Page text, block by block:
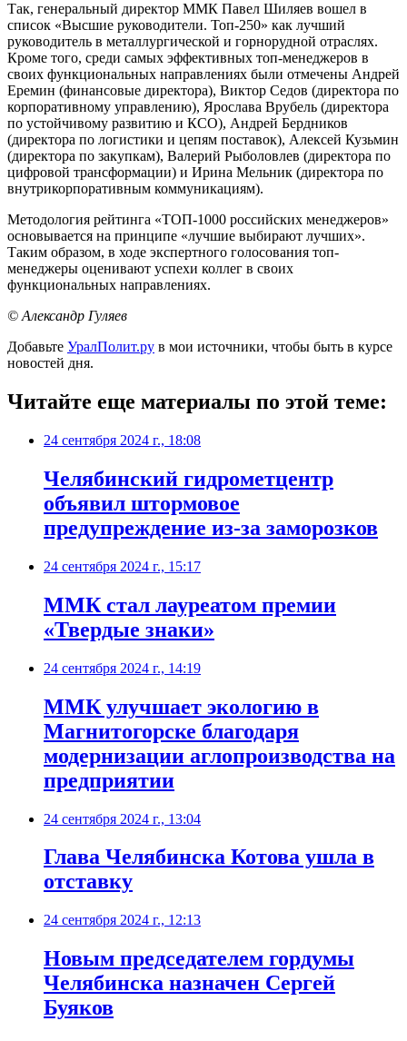
Так, генеральный директор ММК Павел Шиляев вошел в
список «Высшие руководители. Топ-250» как лучший
руководитель в металлургической и горнорудной отраслях.
Кроме того, среди самых эффективных топ-менеджеров в
своих функциональных направлениях были отмечены Андрей
Еремин (финансовые директора), Виктор Седов (директора по
корпоративному управлению), Ярослава Врубель (директора
по устойчивому развитию и КСО), Андрей Бердников
(директора по логистики и цепям поставок), Алексей Кузьмин
(директора по закупкам), Валерий Рыболовлев (директора по
цифровой трансформации) и Ирина Мельник (директора по
внутрикорпоративным коммуникациям).
Методология рейтинга «ТОП-1000 российских менеджеров»
основывается на принципе «лучшие выбирают лучших».
Таким образом, в ходе экспертного голосования топ-
менеджеры оценивают успехи коллег в своих
функциональных направлениях.
© Александр Гуляев
Добавьте УралПолит.ру в мои источники, чтобы быть в курсе
новостей дня.
Читайте еще материалы по этой теме:
24 сентября 2024 г., 18:08
Челябинский гидрометцентр
объявил штормовое
предупреждение из-за заморозков
24 сентября 2024 г., 15:17
ММК стал лауреатом премии
«Твердые знаки»
24 сентября 2024 г., 14:19
ММК улучшает экологию в
Магнитогорске благодаря
модернизации аглопроизводства на
предприятии
24 сентября 2024 г., 13:04
Глава Челябинска Котова ушла в
отставку
24 сентября 2024 г., 12:13
Новым председателем гордумы
Челябинска назначен Сергей
Буяков